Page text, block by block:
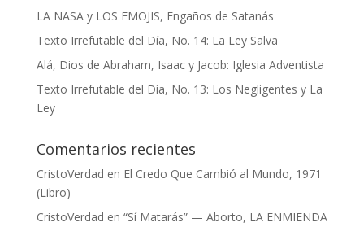
LA NASA y LOS EMOJIS, Engaños de Satanás
Texto Irrefutable del Día, No. 14: La Ley Salva
Alá, Dios de Abraham, Isaac y Jacob: Iglesia Adventista
Texto Irrefutable del Día, No. 13: Los Negligentes y La
Ley
Comentarios recientes
CristoVerdad en El Credo Que Cambió al Mundo, 1971
(Libro)
CristoVerdad en “Sí Matarás” — Aborto, LA ENMIENDA